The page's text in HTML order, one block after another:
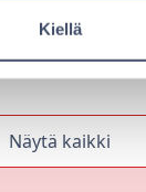
Kiellä
Näytä kaikki